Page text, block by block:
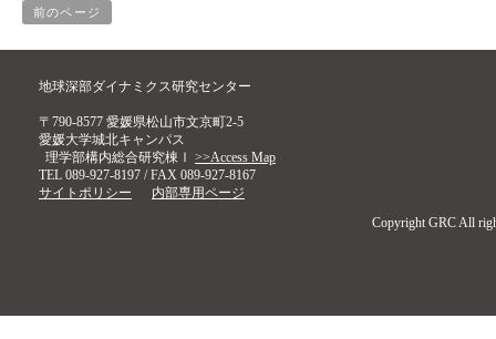
前のページ
地球深部ダイナミクス研究センター
〒790-8577 愛媛県松山市文京町2-5
愛媛大学城北キャンパス
理学部構内総合研究棟Ⅰ >>Access Map
TEL 089-927-8197 / FAX 089-927-8167
サイトポリシー
内部専用ページ
Copyright GRC All